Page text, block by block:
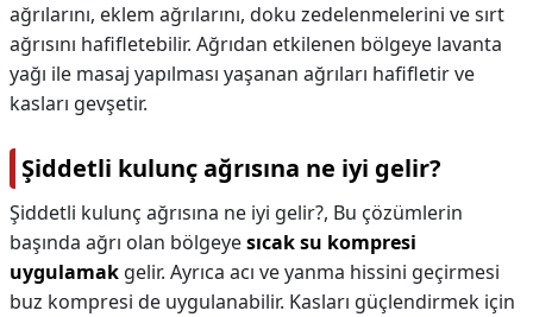
ağrılarını, eklem ağrılarını, doku zedelenmelerini ve sırt
ağrısını hafifletebilir. Ağrıdan etkilenen bölgeye lavanta
yağı ile masaj yapılması yaşanan ağrıları hafifletir ve
kasları gevşetir.
Şiddetli kulunç ağrısına ne iyi gelir?
Şiddetli kulunç ağrısına ne iyi gelir?, Bu çözümlerin
başında ağrı olan bölgeyesıcak su kompresi
uygulamak gelir. Ayrıca acı ve yanma hissini geçirmesi
buz kompresi de uygulanabilir. Kasları güçlendirmek için